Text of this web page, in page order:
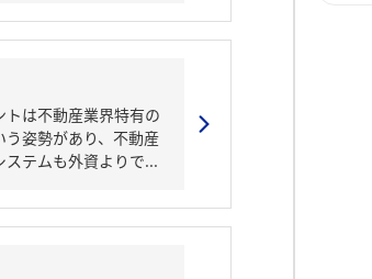
は不動産業界特有の
姿勢があり、不動産
テムも外資よりで...